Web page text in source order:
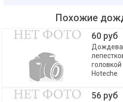
Похожие
60 руб
Hoteche
56 руб